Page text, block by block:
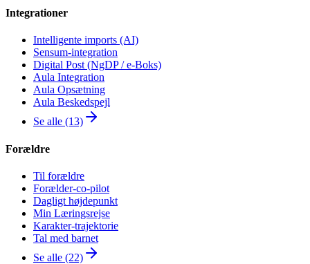
Integrationer
Intelligente imports (AI)
Sensum-integration
Digital Post (NgDP / e-Boks)
Aula Integration
Aula Opsætning
Aula Beskedspejl
Se alle (13)
Forældre
Til forældre
Forælder-co-pilot
Dagligt højdepunkt
Min Læringsrejse
Karakter-trajektorie
Tal med barnet
Se alle (22)